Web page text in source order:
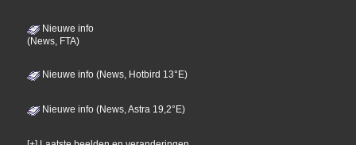
Nieuwe info
(News, FTA)
Nieuwe info (News, Hotbird 13°E)
Nieuwe info (News, Astra 19,2°E)